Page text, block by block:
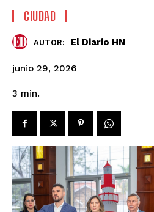
CIUDAD
AUTOR: El Diario HN
junio 29, 2026
3 min.